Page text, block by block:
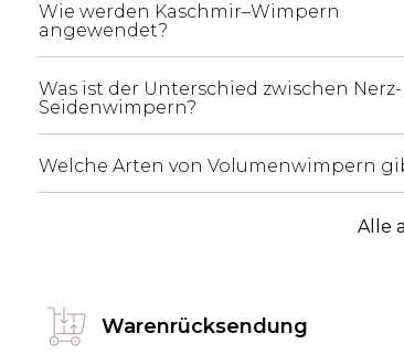
Wie werden Kaschmir–Wimpern
angewendet?
Was ist der Unterschied zwischen
Seidenwimpern?
Welche Arten von Volumenwimpern
Alle
Warenrücksendung